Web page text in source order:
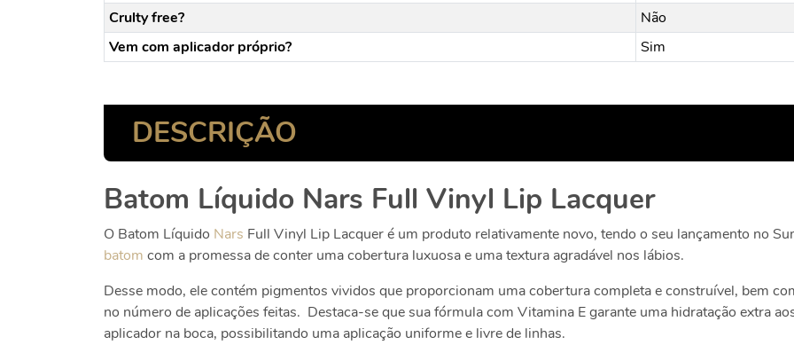
Crulty free?
Não
Vem com aplicador próprio?
Sim
DESCRIÇÃO
Batom Líquido Nars Full Vinyl Lip Lacquer
O Batom Líquido Nars Full Vinyl Lip Lacquer é um produto relativamente novo, tendo o seu lançamento no
batom com a promessa de conter uma cobertura luxuosa e uma textura agradável nos lábios.
Desse modo, ele contém pigmentos vividos que proporcionam uma cobertura completa e construível, bem
no número de aplicações feitas. Destaca-se que sua fórmula com Vitamina E garante uma hidratação extra
aplicador na boca, possibilitando uma aplicação uniforme e livre de linhas.